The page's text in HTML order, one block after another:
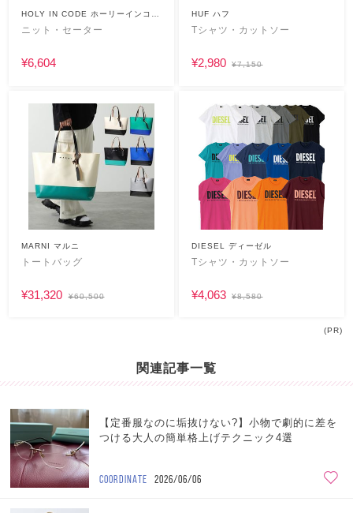
HOLY IN CODE ホーリーインコー
ド
ニット・セーター
¥6,604
HUF ハフ
Tシャツ・カットソー
¥2,980 ¥7,150
MARNI マルニ
トートバッグ
¥31,320 ¥60,500
DIESEL ディーゼル
Tシャツ・カットソー
¥4,063 ¥8,580
(PR)
関連記事一覧
【定番服なのに垢抜けない?】小物で劇的に差を
つける大人の簡単格上げテクニック4選
COORDINATE 2026/06/06